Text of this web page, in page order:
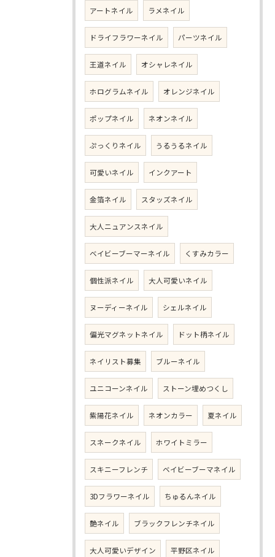
アートネイル ラメネイル
ドライフラワーネイル パーツネイル
王道ネイル オシャレネイル
ホログラムネイル オレンジネイル
ポップネイル ネオンネイル
ぷっくりネイル うるうるネイル
可愛いネイル インクアート
金箔ネイル スタッズネイル
大人ニュアンスネイル
ベイビーブーマーネイル くすみカラー
個性派ネイル 大人可愛いネイル
ヌーディーネイル シェルネイル
偏光マグネットネイル ドット柄ネイル
ネイリスト募集 ブルーネイル
ユニコーンネイル ストーン埋めつくし
紫陽花ネイル ネオンカラー 夏ネイル
スネークネイル ホワイトミラー
スキニーフレンチ ベイビーブーマネイル
3Dフラワーネイル ちゅるんネイル
艶ネイル ブラックフレンチネイル
大人可愛いデザイン 平野区ネイル